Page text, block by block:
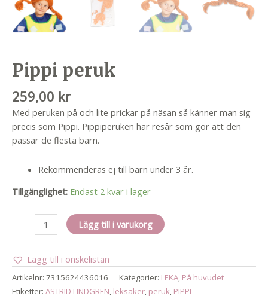
Pippi peruk
259,00 kr
Med peruken på och lite prickar på näsan så känner man sig
precis som Pippi. Pippiperuken har resår som gör att den
passar de flesta barn.
Rekommenderas ej till barn under 3 år.
Tillgänglighet: Endast 2 kvar i lager
Lägg till i varukorg
Lägg till i önskelistan
Artikelnr: 7315624436016 Kategorier: LEKA, På huvudet
Etiketter: ASTRID LINDGREN, leksaker, peruk, PIPPI